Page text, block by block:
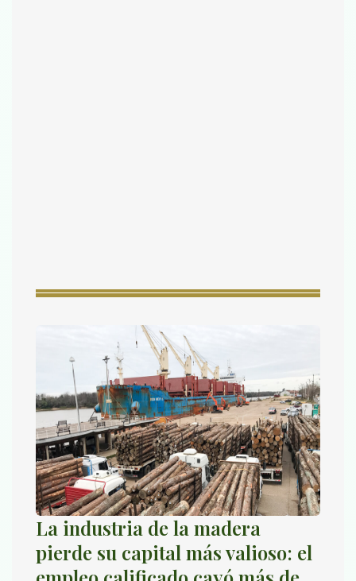
La industria de la madera
pierde su capital más valioso: el